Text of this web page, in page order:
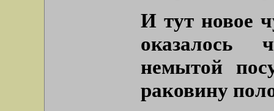
И тут новое
оказалось
немытой
раковину